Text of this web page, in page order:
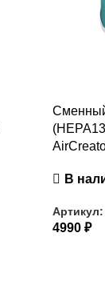
В
Артикул:
4990 ₽